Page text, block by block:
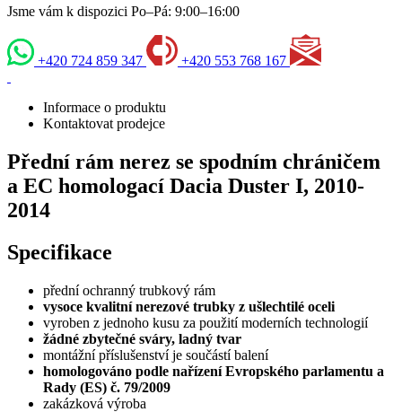
Jsme vám k dispozici Po–Pá: 9:00–16:00
+420 724 859 347 +420 553 768 167
Informace o produktu
Kontaktovat prodejce
Přední rám nerez se spodním chráničem
a EC homologací Dacia Duster I, 2010-
2014
Specifikace
přední ochranný trubkový rám
vysoce kvalitní nerezové trubky z ušlechtilé oceli
vyroben z jednoho kusu za použití moderních technologií
žádné zbytečné sváry, ladný tvar
montážní příslušenství je součástí balení
homologováno podle nařízení Evropského parlamentu a
Rady (ES) č. 79/2009
zakázková výroba